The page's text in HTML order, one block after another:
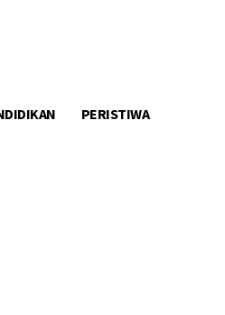
PERISTIWA
PERISTIWA